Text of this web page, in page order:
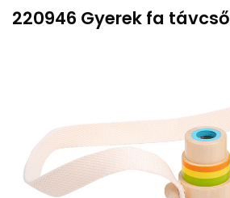
220946 Gyerek fa távcső